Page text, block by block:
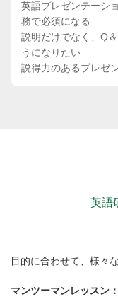
英語プレゼンテーシ
務で必須になる
説明だけでなく、Q
うになりたい
説得力のあるプレゼ
英語
目的に合わせて、様々
マンツーマンレッスン：